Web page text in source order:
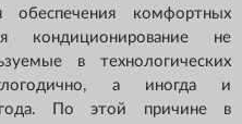
обеспечения комфортных
кондиционирование не
в технологических
а иногда и
года. По этой причине в